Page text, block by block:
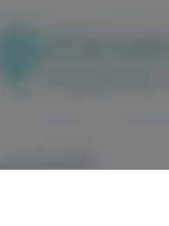
et se base sur des